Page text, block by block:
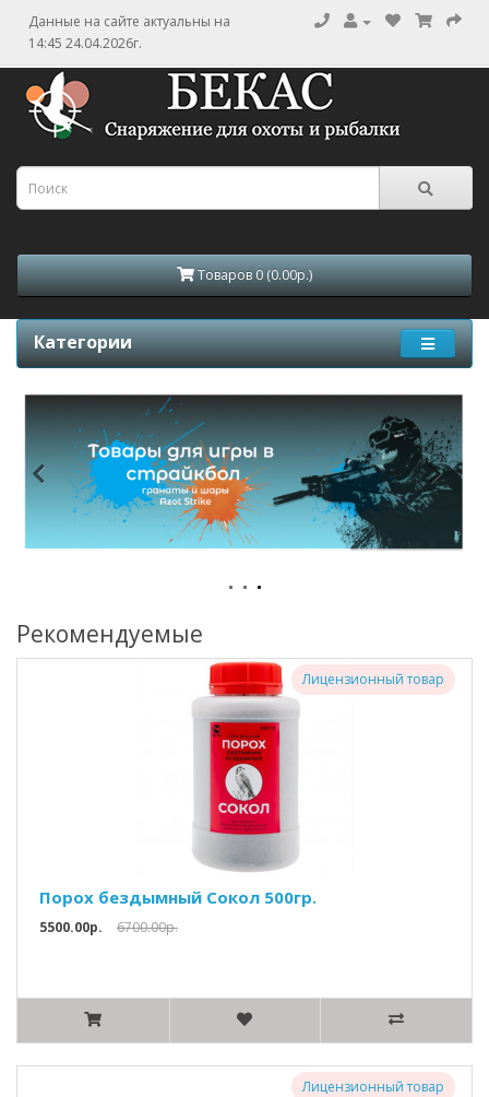
Данные на сайте актуальны на
14:45 24.04.2026г.
Товаров 0 (0.00р.)
Категории
Рекомендуемые
Лицензионный товар
Порох бездымный Сокол 500гр.
5500.00р. 6700.00р.
Лицензионный товар